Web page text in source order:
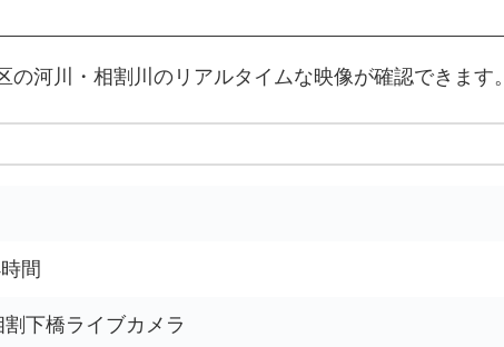
河川・相割川のリアルタイムな映像が確認できます。
間
下橋ライブカメラ